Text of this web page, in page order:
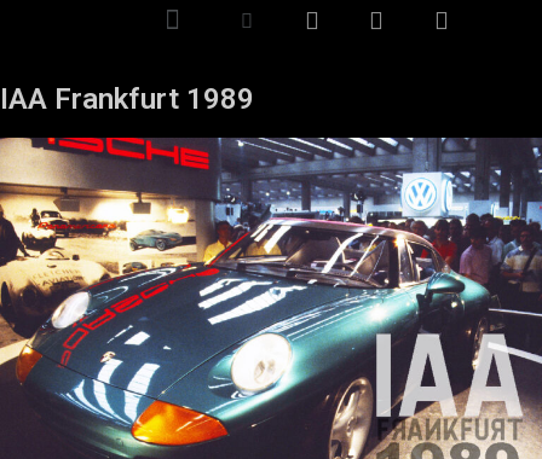
IAA Frankfurt 1989